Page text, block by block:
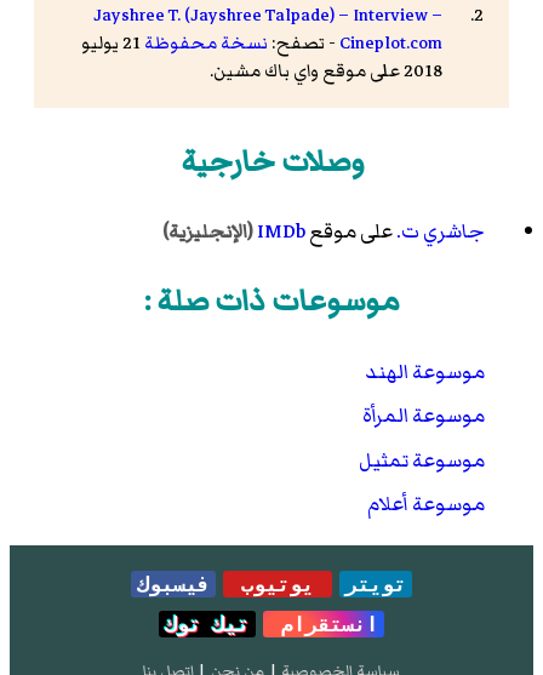
Jayshree T. (Jayshree Talpade) – Interview –
Cineplot.com - تصفح: نسخة محفوظة
21 يوليو
2018 على موقع واي باك مشين.
وصلات خارجية
جاشري ت.على موقعIMDb(الإنجليزية)
موسوعات ذات صلة :
موسوعة الهند
موسوعة المرأة
موسوعة تمثيل
موسوعة أعلام
تويتر يوتيوب
فيسبوك
انستقرام
تيك توك